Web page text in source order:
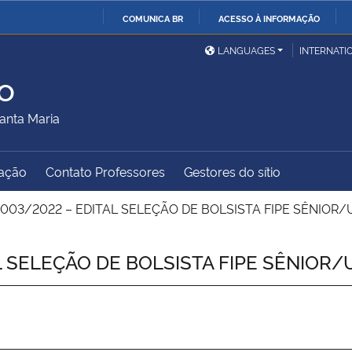
COMUNICA BR ACESSO À INFORMAÇÃO
Ministério da Defesa
Ministério das Relações
Exteriores
Ministério do
Desenvolvimento Regional
Controladoria-Geral da
União
Advocacia-Geral da União Banco Central do Brasil
LANGUAGES
Maria
Contato Professores Gestores do sítio
003/2022 – EDITAL SELEÇÃO DE BOLSISTA FIPE SÊNIOR/
DE BOLSISTA FIPE SÊNIOR/